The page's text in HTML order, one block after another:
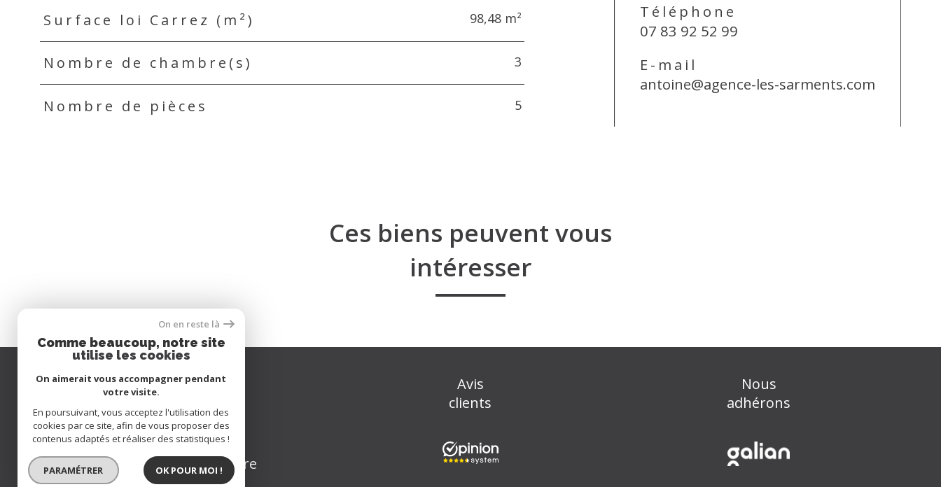
Surface loi Carrez (m²) 98,48 m²
Nombre de chambre(s) 3
Nombre de pièces 5
Téléphone
07 83 92 52 99
E-mail
antoine@agence-les-sarments.com
Ces biens peuvent vous
intéresser
Se
espace propriétaire
Avis
clients
Nous
adhérons
On en reste là
Comme beaucoup, notre site
utilise les cookies
On aimerait vous accompagner pendant
votre visite.
En poursuivant, vous acceptez l'utilisation des
cookies par ce site, afin de vous proposer des
contenus adaptés et réaliser des statistiques !
PARAMÉTRER OK POUR MOI !